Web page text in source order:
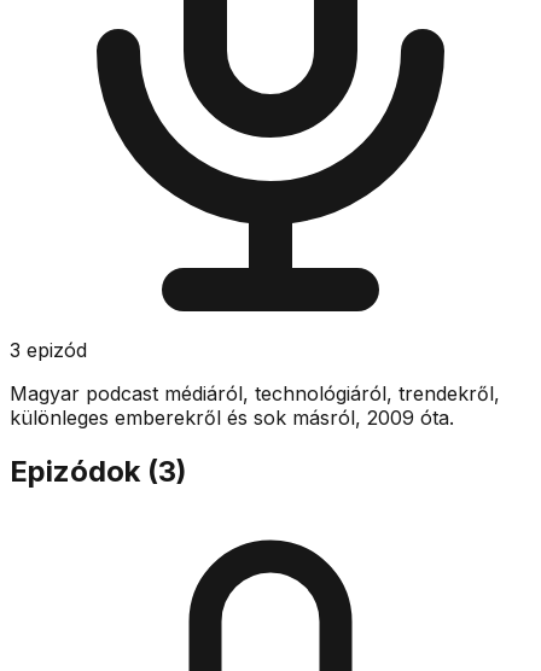
3 epizód
Magyar podcast médiáról, technológiáról, trendekről,
különleges emberekről és sok másról, 2009 óta.
Epizódok (3)